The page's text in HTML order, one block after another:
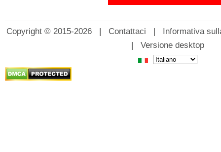
Copyright © 2015-2026 | Contattaci | Informativa
| Versione desktop